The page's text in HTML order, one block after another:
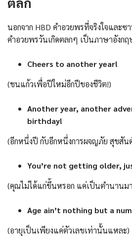
นอกจาก HBD คําอวยพรที่จริงใจและซ
คำอวยพรวันเกิดตลกๆ เป็นภาษาอังกฤ
Cheers to another year!
(ชนแก้วเพื่อปีใหม่อีกปีของชีวิต!)
Another year, another
birthday!
(อีกหนึ่งปี กับอีกหนึ่งการผจญภัย สุขสัน
You’re not getting older,
(คุณไม่ได้แก่ขึ้นหรอก แค่เป็นตำนานม
Age ain’t nothing but a
(อายุเป็นเพียงแค่ตัวเลขเท่านั้นแหละ)